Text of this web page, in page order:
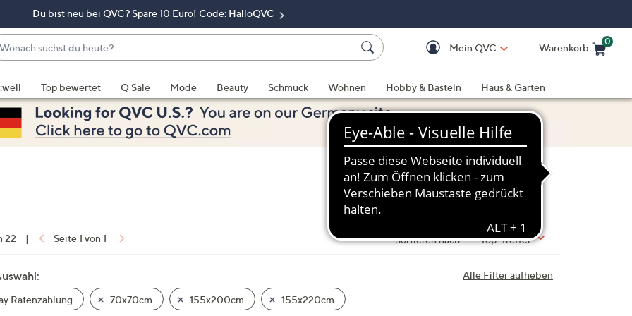
Du bist neu bei QVC? Spare 10 Euro! Code: HalloQVC
Mein QVC Warenkorb
0
Top bewertet Q Sale Mode Beauty Schmuck Wohnen Hobby & Basteln
Haus & Garten
22 | Seite 1 von 1 Sortieren nach: Top-Treffer
Alle Filter aufheben
Ratenzahlung 70x70cm 155x200cm 155x220cm